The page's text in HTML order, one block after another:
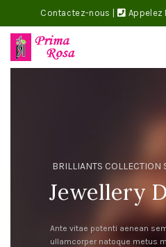
Contactez-nous Appelez
BRILLIANTS COLLECTION
Jewellery
Ante vitae potenti aenean
ullamcorper natoque metus